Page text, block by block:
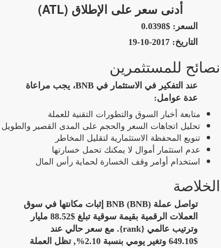
أدنى سعر على الإطلاق (ATL)
السعر: $0.0398
التاريخ: 2017-10-19
نصائح للمستثمرين
عند التفكير في الاستثمار في BNB، يجب مراعاة
عدة عوامل:
متابعة أخبار السوق والتطورات التقنية للعملة
تحليل اتجاهات السعر والحجم على المدى القصير والطويل
تنويع المحفظة الاستثمارية لتقليل المخاطر
عدم استثمار أموال لا يمكنك تحمل خسارتها
استخدام أوامر وقف الخسارة لحماية رأس المال
الخلاصة
تواصل عملة BNB (BNB) إثبات مكانتها في سوق
العملات الرقمية بقيمة سوقية تبلغ $88.52 مليار
وترتيب عالمي {rank}. مع سعر حالي عند
$649.10 وتغير يومي بنسبة 2.10%, تظل العملة